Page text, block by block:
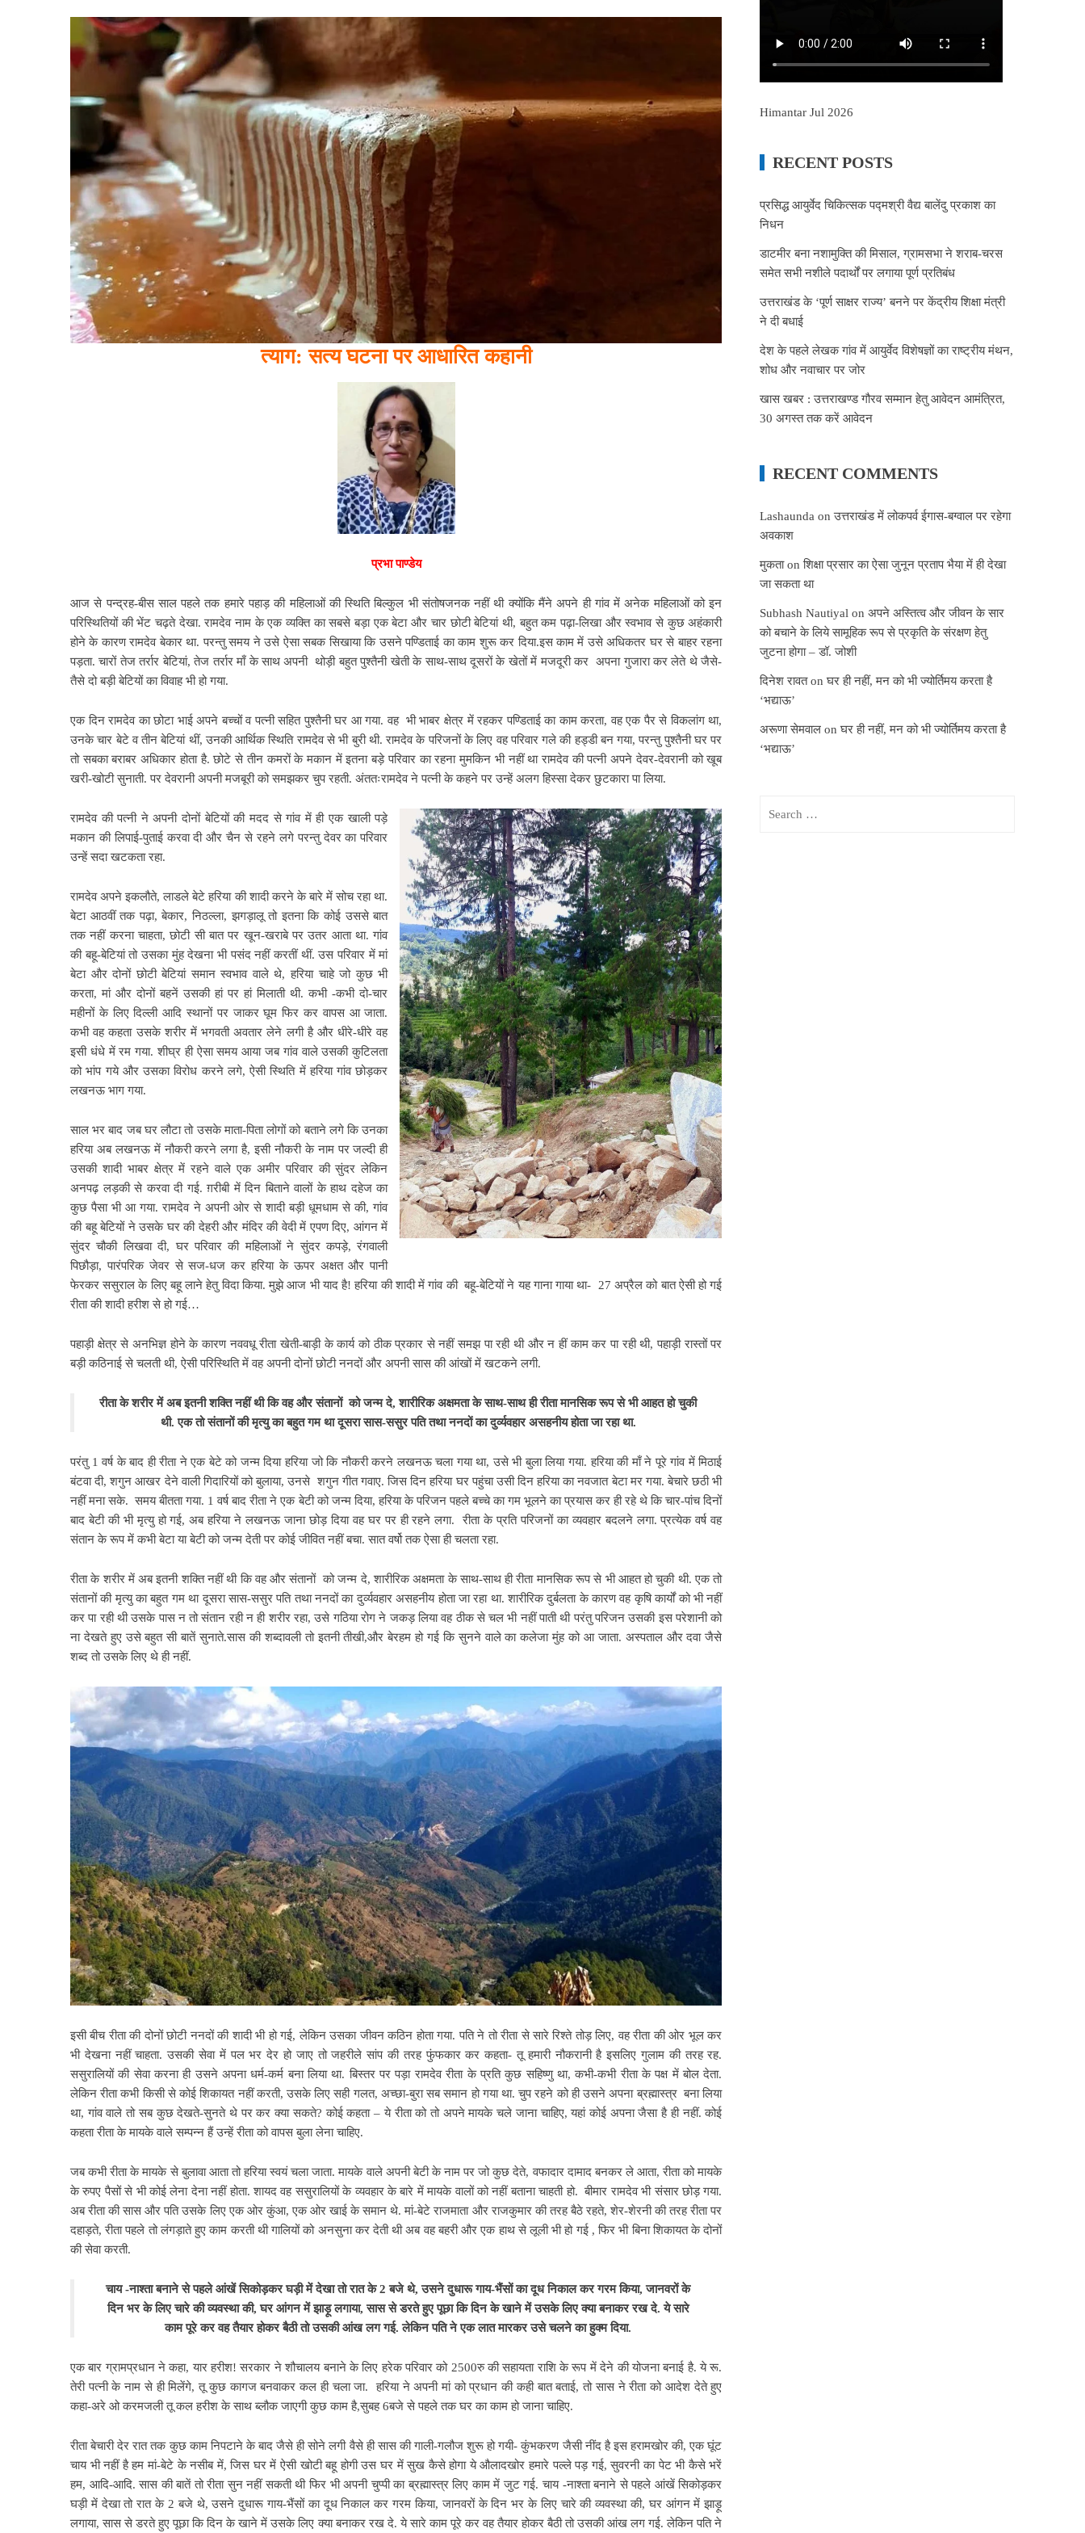
त्याग: सत्य घटना पर आधारित कहानी
प्रभा पाण्डेय
आज से पन्द्रह-बीस साल पहले तक हमारे पहाड़ की महिलाओं की स्थिति बिल्कुल भी संतोषजनक नहीं थी क्योंकि मैंने अपने ही गांव में अनेक महिलाओं को इन
परिस्थितियों की भेंट चढ़ते देखा. रामदेव नाम के एक व्यक्ति का सबसे बड़ा एक बेटा और चार छोटी बेटियां थी, बहुत कम पढ़ा-लिखा और स्वभाव से कुछ अहंकारी
होने केकारण रामदेव बेकार था. परन्तु समय ने उसे ऐसा सबक सिखाया कि उसने पण्डिताई का काम शुरू कर दिया.इस काम में उसे अधिकतर घर से बाहर रहना
पड़ता. चारों तेज तर्रार बेटियां, तेज तर्रार माँ के साथ अपनी थोड़ी बहुत पुश्तैनी खेती के साथ-साथ दूसरों के खेतों में मजदूरी कर अपना गुजारा कर लेते थे जैसे-
तैसे दो बड़ी बेटियों का विवाह भी हो गया.
एक दिन रामदेव का छोटा भाई अपने बच्चों व पत्नी सहित पुश्तैनी घर आ गया. वह भी भाबर क्षेत्र में रहकर पण्डिताई का काम करता, वह एक पैर से विकलांग था,
उनके चार बेटे व तीन बेटियां थीं, उनकी आर्थिक स्थिति रामदेव से भी बुरी थी. रामदेव के परिजनों के लिए वह परिवार गले की हड्डी बन गया, परन्तु पुश्तैनी घर पर
तोसबका बराबर अधिकार होता है. छोटे से तीन कमरों के मकान में इतना बड़े परिवार का रहना मुमकिन भी नहीं था रामदेव की पत्नी अपने देवर-देवरानी को खूब
खरी-खोटी सुनाती. पर देवरानी अपनी मजबूरी को समझकर चुप रहती. अंततःरामदेव ने पत्नी के कहने पर उन्हें अलग हिस्सा देकर छुटकारा पा लिया.
रामदेव की पत्नी ने अपनी दोनों बेटियों की मदद से गांव में ही एक खाली पड़े
मकान की लिपाई-पुताई करवा दी और चैन से रहने लगे परन्तु देवर का परिवार
उन्हें सदा खटकता रहा.
रामदेव अपने इकलौते, लाडले बेटे हरिया की शादी करने के बारे में सोच रहा था.
बेटा आठवीं तक पढ़ा, बेकार, निठल्ला, झगड़ालू तो इतना कि कोई उससे बात
तक नहीं करना चाहता, छोटी सी बात पर खून-खराबे पर उतर आता था. गांव
की बहू-बेटियां तो उसका मुंह देखना भी पसंद नहीं करतीं थीं. उस परिवार में मां
बेटा और दोनों छोटी बेटियां समान स्वभाव वाले थे, हरिया चाहे जो कुछ भी
करता, मां और दोनों बहनें उसकी हां पर हां मिलाती थी. कभी -कभी दो-चार
महीनों के लिए दिल्ली आदि स्थानों पर जाकर घूम फिर कर वापस आ जाता.
कभी वह कहता उसके शरीर में भगवती अवतार लेने लगी है और धीरे-धीरे वह
इसी धंधे में रम गया. शीघ्र ही ऐसा समय आया जब गांव वाले उसकी कुटिलता
को भांप गये और उसका विरोध करने लगे, ऐसी स्थिति में हरिया गांव छोड़कर
लखनऊ भाग गया.
साल भर बाद जब घर लौटा तो उसके माता-पिता लोगों को बताने लगे कि उनका
हरिया अब लखनऊ में नौकरी करने लगा है, इसी नौकरी के नाम पर जल्दी ही
उसकी शादी भाबर क्षेत्र में रहने वाले एक अमीर परिवार की सुंदर लेकिन
अनपढ़ लड़की से करवा दी गई. ग़रीबी में दिन बिताने वालों के हाथ दहेज का
कुछपैसा भी आ गया. रामदेव ने अपनी ओर से शादी बड़ी धूमधाम से की, गांव
की बहू बेटियों ने उसके घर की देहरी और मंदिर की वेदी में एपण दिए, आंगन में
सुंदर चौकी लिखवा दी, घर परिवार की महिलाओं ने सुंदर कपड़े, रंगवाली
पिछौड़ा, पारंपरिक जेवर से सज-धज कर हरिया के ऊपर अक्षत और पानी
फेरकर ससुराल के लिए बहू लाने हेतु विदा किया. मुझे आज भी याद है! हरिया की शादी में गांव की बहू-बेटियों ने यह गाना गाया था- 27 अप्रैल को बात ऐसी हो गई
रीता की शादी हरीश से हो गई…
पहाड़ी क्षेत्र से अनभिज्ञ होने केकारण नववधू रीता खेती-बाड़ी के कार्य को ठीक प्रकार से नहीं समझ पा रही थी और न हीं काम कर पा रही थी, पहाड़ी रास्तों पर
बड़ी कठिनाई से चलती थी, ऐसी परिस्थिति में वह अपनी दोनों छोटी ननदों और अपनी सास की आंखों में खटकने लगी.
रीता के शरीर में अबइतनी शक्ति नहीं थी कि वह और संतानों को जन्म दे, शारीरिक अक्षमता के साथ-साथ ही रीता मानसिक रूप से भी आहत हो चुकी
थी. एक तो संतानों की मृत्यु का बहुत गम था दूसरा सास-ससुर पति तथा ननदों का दुर्व्यवहार असहनीय होता जा रहा था.
परंतु 1 वर्ष के बाद ही रीता ने एक बेटे को जन्म दिया हरिया जो कि नौकरी करने लखनऊ चला गया था, उसे भी बुला लिया गया. हरिया की माँ ने पूरे गांव में मिठाई
बंटवा दी, शगुन आखर देने वाली गिदारियों को बुलाया, उनसे शगुन गीत गवाए. जिस दिन हरिया घर पहुंचा उसी दिन हरिया का नवजात बेटा मर गया.बेचारे छठी भी
नहीं मना सके. समय बीतता गया. 1 वर्ष बाद रीता ने एक बेटी को जन्म दिया, हरिया के परिजन पहले बच्चे का गम भूलने का प्रयास कर ही रहे थे कि चार-पांच दिनों
बाद बेटी की भी मृत्यु हो गई, अब हरिया ने लखनऊ जाना छोड़ दिया वह घर पर ही रहने लगा. रीता के प्रति परिजनों का व्यवहार बदलने लगा. प्रत्येक वर्ष वह
संतान के रूप में कभी बेटा या बेटी को जन्म देती पर कोई जीवित नहीं बचा. सात वर्षो तक ऐसा ही चलता रहा.
रीता के शरीर में अब इतनी शक्ति नहीं थी कि वह और संतानों को जन्म दे, शारीरिक अक्षमता के साथ-साथ ही रीता मानसिक रूप से भी आहत हो चुकी थी. एक तो
संतानों की मृत्यु काबहुत गम था दूसरा सास-ससुर पति तथा ननदों का दुर्व्यवहार असहनीय होता जा रहा था. शारीरिक दुर्बलता के कारण वह कृषि कार्यों को भी नहीं
कर पा रही थी उसके पास न तो संतान रही न ही शरीर रहा, उसे गठिया रोग ने जकड़ लिया वह ठीक से चल भी नहीं पाती थी परंतु परिजन उसकी इस परेशानी को
ना देखते हुए उसे बहुत सी बातें सुनाते.सास की शब्दावली तो इतनी तीखी,और बेरहम हो गई कि सुनने वाले का कलेजा मुंह को आ जाता. अस्पताल और दवा जैसे
शब्द तो उसके लिए थे ही नहीं.
इसी बीच रीता की दोनों छोटी ननदों की शादी भी हो गई, लेकिन उसका जीवन कठिन होता गया. पति ने तो रीता से सारे रिश्ते तोड़ लिए, वह रीता की ओर भूल कर
भी देखना नहीं चाहता. उसकी सेवा में पल भर देर हो जाए तो जहरीले सांप की तरह फुंफकार कर कहता- तू हमारी नौकरानी है इसलिए गुलाम की तरह रह.
ससुरालियों की सेवा करना ही उसने अपना धर्म-कर्म बना लिया था. बिस्तर पर पड़ा रामदेव रीता के प्रति कुछ सहिष्णु था, कभी-कभी रीता के पक्ष में बोल देता.
लेकिन रीता कभी किसी से कोई शिकायत नहीं करती, उसके लिए सही गलत, अच्छा-बुरा सब समान हो गया था. चुप रहने को ही उसने अपना ब्रह्मास्त्र बना लिया
था, गांव वाले तो सब कुछ देखते-सुनते थे पर कर क्या सकते? कोई कहता – ये रीता को तो अपने मायके चले जाना चाहिए, यहां कोई अपना जैसा है ही नहीं. कोई
कहता रीता के मायके वाले सम्पन्न हैं उन्हें रीता को वापस बुला लेना चाहिए.
जब कभी रीता के मायके से बुलावा आता तो हरिया स्वयं चला जाता. मायके वाले अपनी बेटी के नाम पर जो कुछ देते, वफादार दामाद बनकर ले आता, रीता को मायके
के रुपए पैसों से भी कोई लेना देना नहीं होता. शायद वह ससुरालियों के व्यवहार के बारे में मायके वालों को नहीं बताना चाहती हो. बीमार रामदेव भी संसार छोड़ गया.
अब रीता की सास और पति उसके लिए एक ओर कुंआ, एक ओर खाई के समान थे. मां-बेटे राजमाता और राजकुमार की तरह बैठे रहते, शेर-शेरनी की तरह रीता पर
दहाड़ते, रीता पहले तो लंगड़ाते हुए काम करती थी गालियों को अनसुना कर देती थी अब वह बहरी और एक हाथ से लूली भी हो गई , फिर भी बिना शिकायत के दोनों
की सेवा करती.
चाय -नाश्ता बनाने से पहले आंखें सिकोड़कर घड़ी में देखा तो रात के 2 बजे थे, उसने दुधारू गाय-भैंसों का दूध निकाल कर गरम किया, जानवरों के
दिन भर के लिए चारे कीव्यवस्था की, घर आंगन में झाड़ू लगाया, सास से डरते हुए पूछा कि दिन के खाने में उसके लिए क्या बनाकर रख दे. ये सारे
काम पूरे कर वह तैयार होकर बैठी तो उसकी आंख लग गई. लेकिन पति ने एक लात मारकर उसे चलने का हुक्म दिया.
एक बार ग्रामप्रधान ने कहा, यार हरीश! सरकार ने शौचालय बनाने के लिए हरेक परिवार को 2500रु की सहायता राशि के रूप में देने की योजना बनाई है. ये रू.
तेरी पत्नी केनाम से ही मिलेंगे, तू कुछ कागज बनवाकर कल ही चला जा. हरिया ने अपनी मां को प्रधान की कही बात बताई, तो सास ने रीता को आदेश देते हुए
कहा-अरे ओ करमजली तू कल हरीश के साथ ब्लौक जाएगी कुछ काम है,सुबह 6बजे से पहले तक घर का काम हो जाना चाहिए.
रीता बेचारी देर रात तक कुछ काम निपटाने के बाद जैसे ही सोने लगी वैसे ही सास की गाली-गलौज शुरू हो गयी- कुंभकरण जैसी नींद है इस हरामखोर की, एक घूंट
चाय भी नहीं है हम मां-बेटे के नसीब में, जिस घर में ऐसी खोटी बहू होगी उस घर में सुख कैसे होगा ये औलादखोर हमारे पल्ले पड़ गई, सुवरनी का पेट भी कैसे भरें
हम, आदि-आदि. सास की बातें तो रीता सुन नहीं सकती थी फिर भी अपनी चुप्पी का ब्रह्मास्त्र लिए काम में जुट गई. चाय -नाश्ता बनाने से पहले आंखें सिकोड़कर
घड़ी में देखा तो रात के 2 बजे थे, उसने दुधारू गाय-भैंसों का दूध निकाल कर गरम किया, जानवरों के दिन भर के लिए चारे की व्यवस्था की, घर आंगन में झाड़ू
लगाया, सास से डरते हुए पूछा कि दिन के खाने में उसके लिए क्या बनाकर रख दे. ये सारे काम पूरे कर वह तैयार होकर बैठी तो उसकी आंख लग गई. लेकिन पति ने
Himantar Jul 2026
RECENT POSTS
प्रसिद्ध आयुर्वेद चिकित्सक पद्मश्री वैद्य बालेंदु प्रकाश का
निधन
डाटमीर बना नशामुक्ति की मिसाल, ग्रामसभा ने शराब-चरस
समेत सभी नशीले पदार्थों पर लगाया पूर्ण प्रतिबंध
उत्तराखंड के ‘पूर्ण साक्षर राज्य’ बनने पर केंद्रीय शिक्षा मंत्री
ने दी बधाई
देश के पहले लेखक गांव में आयुर्वेद विशेषज्ञों का राष्ट्रीय मंथन,
शोध और नवाचार पर जोर
खास खबर : उत्तराखण्ड गौरव सम्मान हेतु आवेदन आमंत्रित,
30 अगस्त तक करें आवेदन
RECENT COMMENTS
Lashaunda onउत्तराखंड में लोकपर्व ईगास-बग्वाल पर रहेगा
अवकाश
मुकताonशिक्षा प्रसार का ऐसा जुनून प्रताप भैया में ही देखा
जा सकता था
Subhash Nautiyal onअपने अस्तित्व और जीवन के सार
को बचाने के लिये सामूहिक रूप से प्रकृति के संरक्षण हेतु
जुटना होगा – डॉ. जोशी
दिनेश रावतonघर ही नहीं, मन को भी ज्योर्तिमय करता है
‘भद्याऊ’
अरूणा सेमवाल onघर ही नहीं, मन को भी ज्योर्तिमय करता है
‘भद्याऊ’